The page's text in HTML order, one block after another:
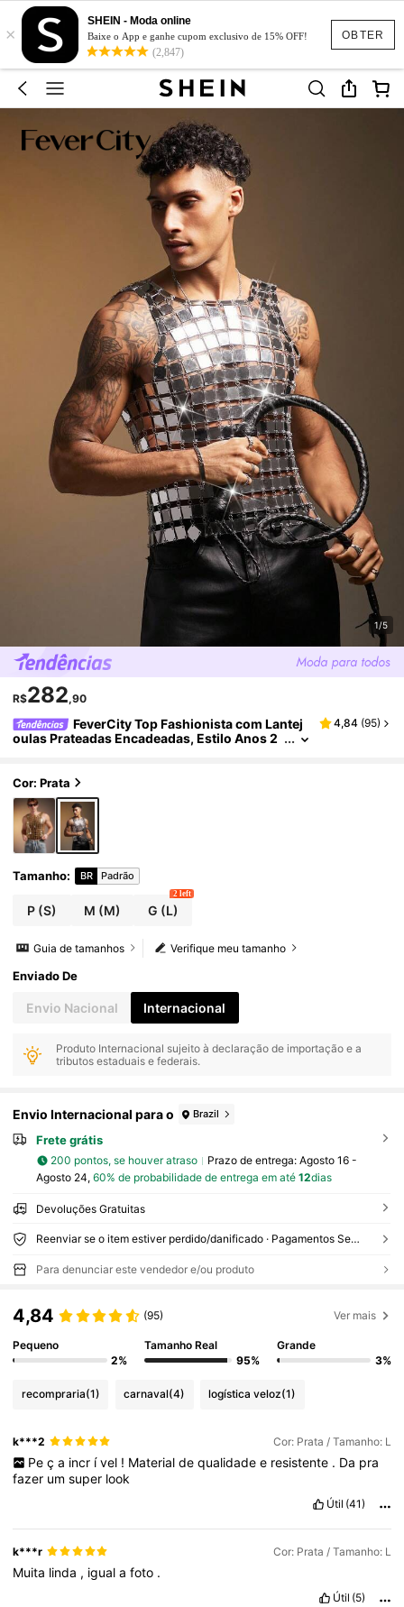
OBTER
×
SHEIN - Moda online
Baixe o App e ganhe cupom exclusivo de 15% OFF!
(2,847)
1/5
R$282,90
FeverCity Top Fashionista com Lantej
oulas Prateadas Encadeadas, Estilo Anos 2
4,84 (95)
Cor: Prata
Tamanho: BR Padrão
P (S) M (M) G (L)
2 left
Verifique meu tamanho
Guia de tamanhos
Enviado De
Envio Nacional Internacional
Produto Internacional sujeito à declaração de importação e a
tributos estaduais e federais.
Envio Internacional para o Brazil
Frete grátis
200 pontos, se houver atraso Prazo de entrega: Agosto 16 -
Agosto 24, 60% de probabilidade de entrega em até 12dias
Devoluções Gratuitas
Reenviar se o item estiver perdido/danificado · Pagamentos Seguros · Proteção de privacidade
Para denunciar este vendedor e/ou produto
4,84 (95) Ver mais
Pequeno
2%
Tamanho Real
95%
Grande
3%
recompraria(1) carnaval(4) logística veloz(1)
k***2 Cor: Prata / Tamanho: L
Pe ç a incr ível ! Material de qualidade e resistente . Da pra
fazer umsuper look
Útil (41)
k***r Cor: Prata / Tamanho: L
Muita linda , igualafoto .
Útil (5)